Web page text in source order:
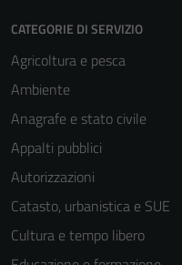
CATEGORIE DI SERVIZIO
Agricoltura e pesca
Ambiente
Anagrafe e stato civile
Appalti pubblici
Autorizzazioni
Catasto, urbanistica e SUE
Cultura e tempo libero